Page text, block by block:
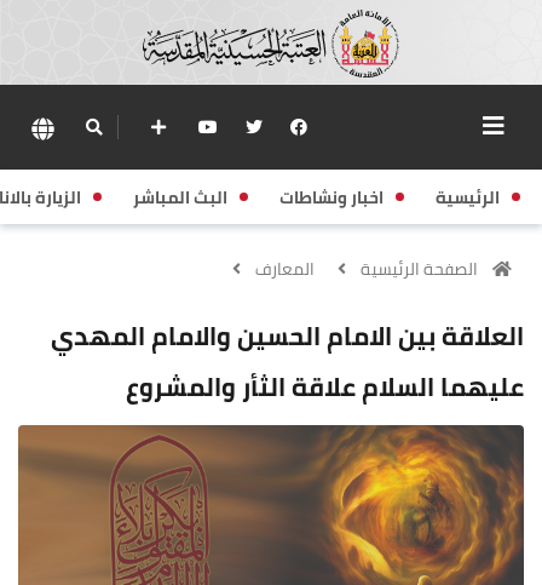
الرئيسية اخبار ونشاطات البث المباشر الزيارة
الصفحة الرئيسية المعارف
العلاقة بين الامام الحسين والامام المهدي
عليهما السلام علاقة الثأر والمشروع